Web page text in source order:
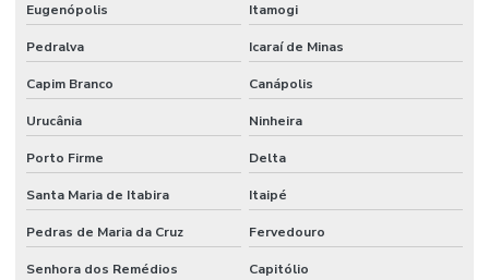
Eugenópolis Itamogi
Pedralva Icaraí de Minas
Capim Branco Canápolis
Urucânia Ninheira
Porto Firme Delta
Santa Maria de Itabira Itaipé
Pedras de Maria da Cruz Fervedouro
Senhora dos Remédios Capitólio